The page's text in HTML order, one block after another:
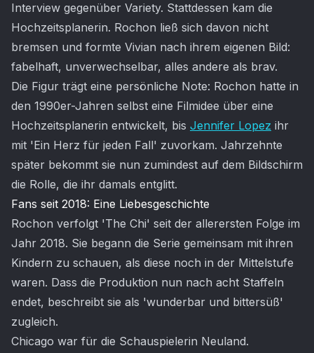
Interview gegenüber Variety. Stattdessen kam die
Hochzeitsplanerin. Rochon ließ sich davon nicht
bremsen und formte Vivian nach ihrem eigenen Bild:
fabelhaft, unverwechselbar, alles andere als brav.
Die Figur trägt eine persönliche Note: Rochon hatte in
den 1990er-Jahren selbst eine Filmidee über eine
Hochzeitsplanerin entwickelt, bis Jennifer Lopez ihr
mit 'Ein Herz für jeden Fall' zuvorkam. Jahrzehnte
später bekommt sie nun zumindest auf dem Bildschirm
die Rolle, die ihr damals entglitt.
Fans seit 2018: Eine Liebesgeschichte
Rochon verfolgt 'The Chi' seit der allerersten Folge im
Jahr 2018. Sie begann die Serie gemeinsam mit ihren
Kindern zu schauen, als diese noch in der Mittelstufe
waren. Dass die Produktion nun nach acht Staffeln
endet, beschreibt sie als 'wunderbar und bittersüß'
zugleich.
Chicago war für die Schauspielerin Neuland.